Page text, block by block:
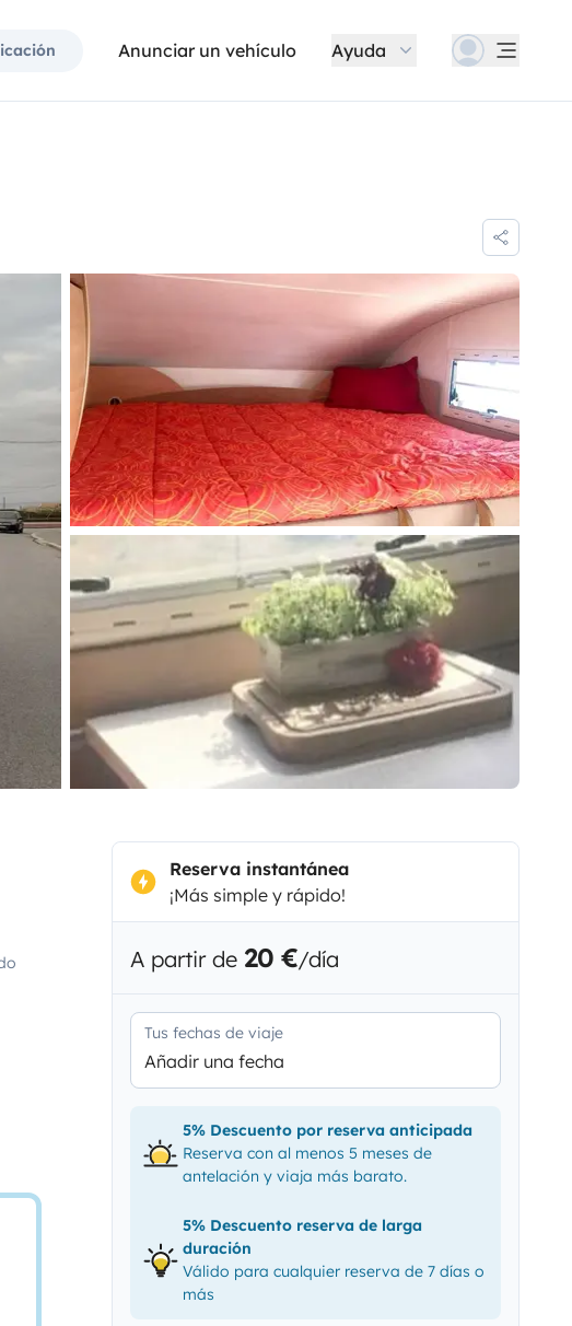
Anunciar un vehículo Ayuda
Reserva instantánea
¡Más simple y rápido!
A partir de 20 €/día
Tus fechas de viaje
Añadir una fecha
5% Descuento por reserva anticipada
Reserva con al menos 5 meses de
antelación y viaja más barato.
5% Descuento reserva de larga
duración
Válido para cualquier reserva de 7 días o
más